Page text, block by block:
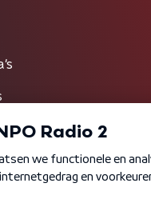
Privacybeleid